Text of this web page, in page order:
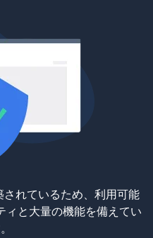
れているため、利用可能
ィと大量の機能を備えてい